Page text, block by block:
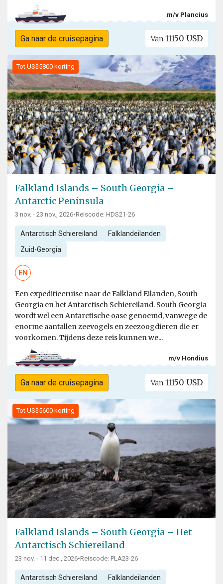
m/v Plancius
Ga naar de cruisepagina Van 11150 USD
Tot US$5800 korting
Falkland Islands – South Georgia –
Antarctic Peninsula
3 nov. - 23 nov., 2026•Reiscode: HDS21-26
Antarctisch Schiereiland Falklandeilanden
Zuid-Georgia
EN
Een expeditiecruise naar de Falkland Eilanden, South
Georgia en het Antarctisch Schiereiland. South Georgia
wordt wel een Antarctische oase genoemd, vanwege de
enorme aantallen zeevogels en zeezoogdieren die er
voorkomen. Tijdens deze reis kunnen we...
m/v Hondius
Ga naar de cruisepagina Van 11150 USD
Tot US$5600 korting
Falkland Islands – South Georgia – Het
Antarctisch Schiereiland
23 nov. - 11 dec., 2026•Reiscode: PLA23-26
Antarctisch Schiereiland Falklandeilanden